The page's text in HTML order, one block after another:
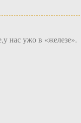
нас ужо в «железе».